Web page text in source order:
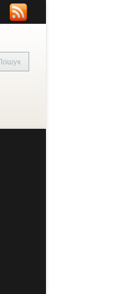
АТО з Козівщини